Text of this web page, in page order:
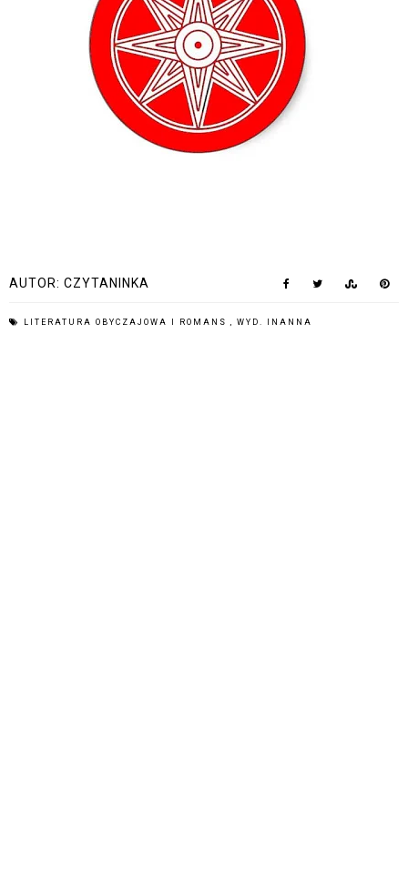
AUTOR: CZYTANINKA
LITERATURA OBYCZAJOWA I ROMANS WYD. INANNA